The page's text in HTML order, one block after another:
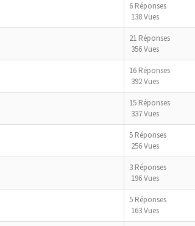
6 Réponses
138 Vues
21 Réponses
356 Vues
16 Réponses
392 Vues
15 Réponses
337 Vues
5 Réponses
256 Vues
3 Réponses
196 Vues
5 Réponses
163 Vues